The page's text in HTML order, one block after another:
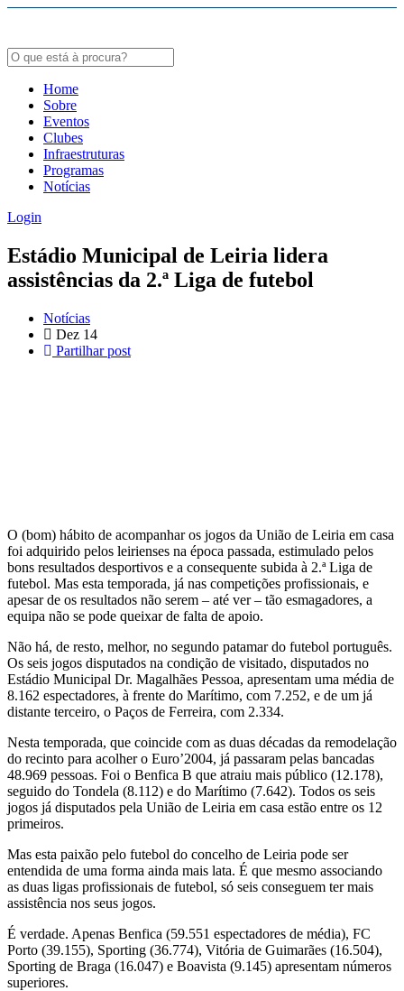
Home
Sobre
Eventos
Clubes
Infraestruturas
Programas
Notícias
Login
Estádio Municipal de Leiria lidera
assistências da 2.ª Liga de futebol
Notícias
Dez 14
Partilhar post
Growth Hormone Review -https://academic.oup.com/edrv/article/35/3/341/
Grote selectie van farmacologische producten -
Creatine supplementation meta-analysis -
Hypertrophy Adaptations Review -
O (bom) hábito de acompanhar os jogos da União de Leiria em casa
foi adquirido pelos leirienses na época passada, estimulado pelos
bons resultados desportivos e a consequente subida à 2.ª Liga de
futebol. Mas esta temporada, já nas competições profissionais, e
apesar de os resultados não serem – até ver – tão esmagadores, a
equipa não se pode queixar de falta de apoio.
Não há, de resto, melhor, no segundo patamar do futebol português.
Os seis jogos disputados na condição de visitado, disputados no
Estádio Municipal Dr. Magalhães Pessoa, apresentam uma média de
8.162 espectadores, à frente do Marítimo, com 7.252, e de um já
distante terceiro, o Paços de Ferreira, com 2.334.
Nesta temporada, que coincide com as duas décadas da remodelação
do recinto para acolher o Euro’2004, já passaram pelas bancadas
48.969 pessoas. Foi o Benfica B que atraiu mais público (12.178),
seguido do Tondela (8.112) e do Marítimo (7.642). Todos os seis
jogos já disputados pela União de Leiria em casa estão entre os 12
primeiros.
Mas esta paixão pelo futebol do concelho de Leiria pode ser
entendida de uma forma ainda mais lata. É que mesmo associando
as duas ligas profissionais de futebol, só seis conseguem ter mais
assistência nos seus jogos.
É verdade. Apenas Benfica (59.551 espectadores de média), FC
Porto (39.155), Sporting (36.774), Vitória de Guimarães (16.504),
Sporting de Braga (16.047) e Boavista (9.145) apresentam números
superiores.